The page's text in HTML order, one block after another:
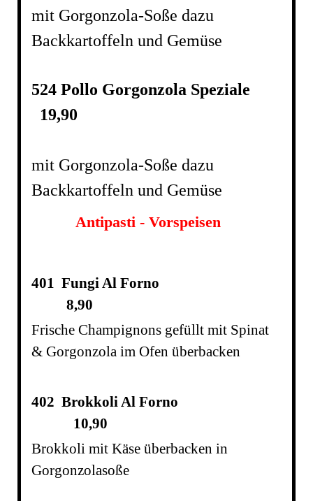
mit Gorgonzola-Soße dazu
Backkartoffeln und Gemüse
524 Pollo Gorgonzola Speziale
19,90
mit Gorgonzola-Soße dazu
Backkartoffeln und Gemüse
Antipasti - Vorspeisen
401 Fungi Al Forno
8,90
Frische Champignons gefüllt mit Spinat
& Gorgonzola im Ofen überbacken
402 Brokkoli Al Forno
10,90
Brokkoli mit Käse überbacken in
Gorgonzolasoße